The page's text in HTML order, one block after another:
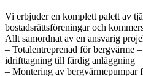
Vi erbjuder en komplett palett av
bostadsrättsföreningar och
Allt samordnat av en ansvarig
– Totalentreprenad för bergvärme
idrifttagning till färdig anläggning
– Montering av bergvärmepumpar